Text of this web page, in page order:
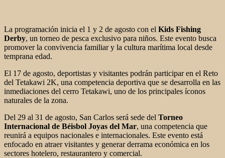
La programación inicia el 1 y 2 de agosto con el Kids Fishing
Derby, un torneo de pesca exclusivo para niños. Este evento busca
promover la convivencia familiar y la cultura marítima local desde
temprana edad.
El 17 de agosto, deportistas y visitantes podrán participar en el Reto
del Tetakawi 2K, una competencia deportiva que se desarrolla en las
inmediaciones del cerro Tetakawi, uno de los principales íconos
naturales de la zona.
Del 29 al 31 de agosto, San Carlos será sede del Torneo
Internacional de Béisbol Joyas del Mar, una competencia que
reunirá a equipos nacionales e internacionales. Este evento está
enfocado en atraer visitantes y generar derrama económica en los
sectores hotelero, restaurantero y comercial.